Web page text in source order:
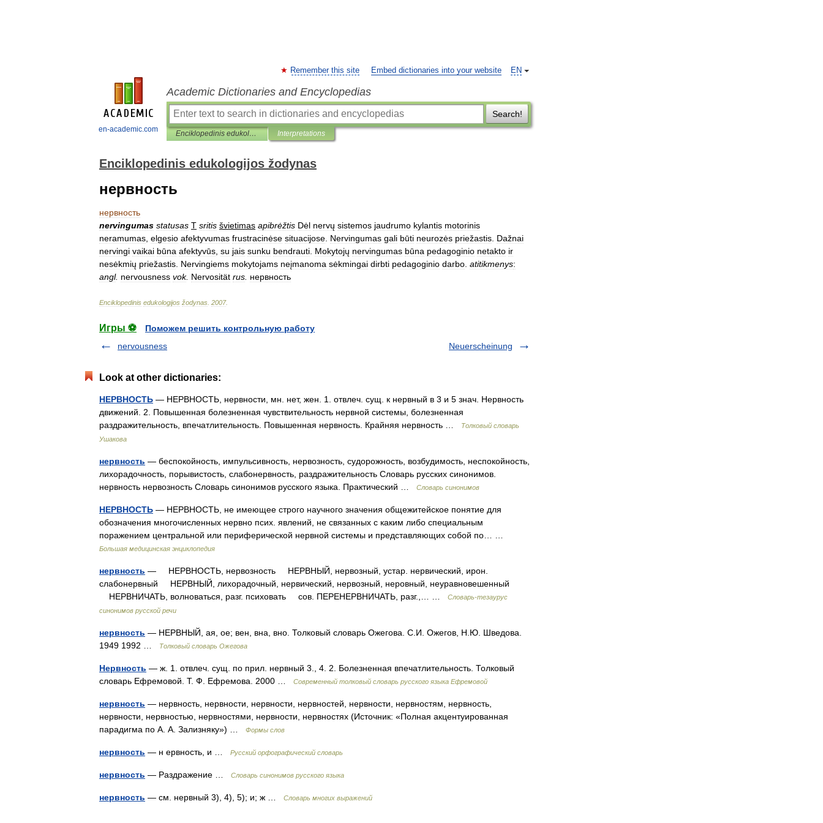
en-academic.com
EN
Remember this site Embed dictionaries into your website
Academic Dictionaries and Encyclopedias
Search!
Enciklopedinis edukologijos žodynas Interpretations
Enciklopedinis edukologijos žodynas
нервность
нервность
nervingumas statusas T sritis švietimas apibrėžtis Dėl nervų sistemos jaudrumo kylantis motorinis
neramumas elgesio afektyvumas frustracinėse situacijose Nervingumas gali būti neurozės priežastis Dažnai
nervingi vaikai būna afektyvūs su jais sunku bendrauti Mokytojų nervingumas būna pedagoginio netakto ir
nesėkmių priežastis Nervingiems mokytojams neįmanoma sėkmingai dirbti pedagoginio darbo atitikmenys:
angl. nervousness vok. Nervosität rus нервность
Enciklopedinis edukologijos žodynas 2007.
Игры ⚽
Поможем решить контрольную работу
nervousness
Neuerscheinung
Look at other dictionaries:
НЕРВНОСТЬ — НЕРВНОСТЬ, нервности, мн. нет, жен. 1. отвлеч. сущ. к нервный в 3 и 5 знач. Нервность
движений. 2. Повышенная болезненная чувствительность нервной системы, болезненная
раздражительность, впечатлительность. Повышенная нервность. Крайняя нервность …
Толковый словарь
Ушакова
нервность — беспокойность, импульсивность, нервозность, судорожность, возбудимость, неспокойность,
лихорадочность, порывистость, слабонервность, раздражительность Словарь русских синонимов.
нервность нервозность Словарь синонимов русского языка. Практический …
Словарь синонимов
НЕРВНОСТЬ — НЕРВНОСТЬ, не имеющее строго научного значения общежитейское понятие для
обозначения многочисленных нервно псих. явлений, не связанных с каким либо специальным
поражением центральной или периферической нервной системы и представляющих собой по… …
Большая медицинская энциклопедия
нервность — НЕРВНОСТЬ, нервозность НЕРВНЫЙ, нервозный, устар. нервический, ирон.
слабонервный НЕРВНЫЙ, лихорадочный, нервический, нервозный, неровный, неуравновешенный
НЕРВНИЧАТЬ, волноваться, разг. психовать сов. ПЕРЕНЕРВНИЧАТЬ, разг.,… …
Словарь-тезаурус
синонимов русской речи
нервность — НЕРВНЫЙ, ая, ое; вен, вна, вно. Толковый словарь Ожегова. С.И. Ожегов, Н.Ю. Шведова.
1949 1992 …
Толковый словарь Ожегова
Нервность — ж. 1. отвлеч. сущ. по прил. нервный 3., 4. 2. Болезненная впечатлительность. Толковый
словарь Ефремовой. Т. Ф. Ефремова. 2000 …
Современный толковый словарь русского языка Ефремовой
нервность — нервность, нервности, нервности, нервностей, нервности, нервностям, нервность,
нервности, нервностью, нервностями, нервности, нервностях (Источник: «Полная акцентуированная
парадигма по А. А. Зализняку») …
Формы слов
нервность — н ервность, и … Русский орфографический словарь
нервность — Раздражение … Словарь синонимов русского языка
нервность — см. нервный 3), 4), 5); и; ж … Словарь многих выражений